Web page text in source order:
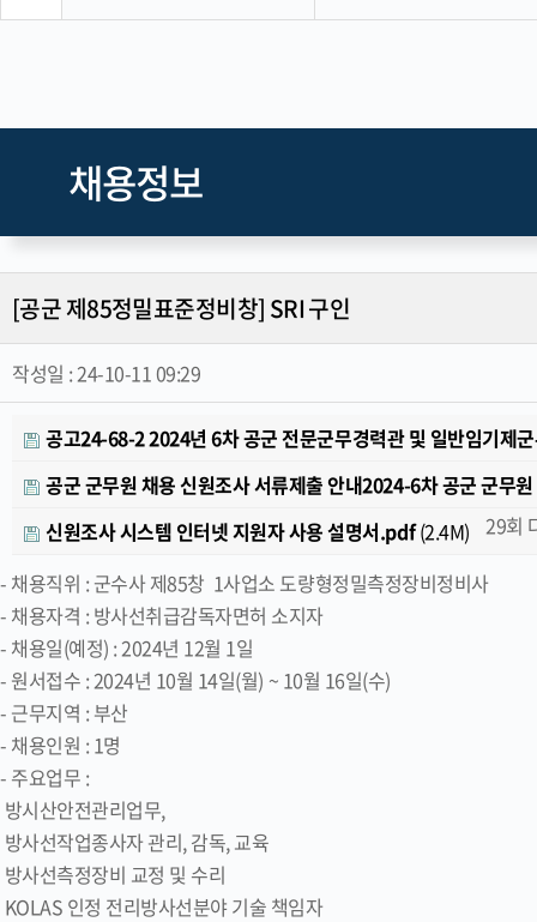
채용정보
[공군 제85정밀표준정비창] SRI 구인
작성일 :24-10-11 09:29
공고24-68-2 2024년 6차 공군 전문군무경력관 및 일반임기제
공군 군무원 채용 신원조사 서류제출 안내2024-6차 공군 군무
신원조사 시스템 인터넷 지원자 사용 설명서.pdf(2.4M) 29회
- 채용직위 : 군수사 제85창 1사업소 도량형정밀측정장비정비사
- 채용자격 : 방사선취급감독자면허 소지자
- 채용일(예정) : 2024년 12월 1일
- 원서접수 : 2024년 10월 14일(월) ~ 10월 16일(수)
- 근무지역 : 부산
- 채용인원 : 1명
- 주요업무 :
방시산안전관리업무,
방사선작업종사자 관리, 감독, 교육
방사선측정장비 교정 및 수리
KOLAS 인정 전리방사선분야 기술 책임자